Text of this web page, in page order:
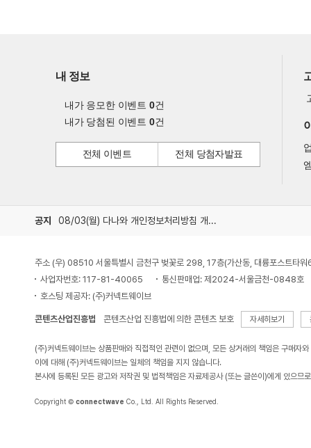
내 정보
내가 응모한 이벤트 0건
내가 당첨된 이벤트 0건
전체 이벤트 전체 당첨자발표
공지 08/03(월) 다나와 개인정보처리방침 개정 안내
주소 (우) 08510 서울특별시 금천구 벚꽃로 298, 17층(가산동, 대륭포스트타워
사업자번호: 117-81-40065
통신판매업: 제2024-서울금천-0848호
호스팅 제공자: (주)커넥트웨이브
콘텐츠산업진흥법 콘텐츠산업 진흥법에 의한 콘텐츠 보호 자세히보기
(주)커넥트웨이브는 상품판매와 직접적인 관련이 없으며, 모든 상거래의 책임은 구매자
이에 대해 (주)커넥트웨이브는 일체의 책임을 지지 않습니다.
본사에 등록된 모든 광고와 저작권 및 법적책임은 자료제공사 (또는 글쓴이)에게 있으므
Copyright © connectwave Co., Ltd. All Rights Reserved.